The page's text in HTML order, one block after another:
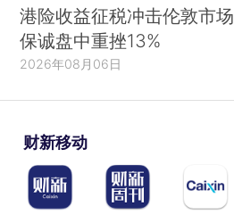
港险收益征税冲击伦敦市场
保诚盘中重挫13%
2026年08月06日
财新移动